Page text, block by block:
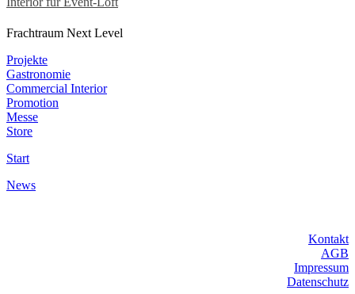
Frachtraum Next Level
Projekte
Gastronomie
Commercial Interior
Promotion
Messe
Store
Start
News
Kontakt
AGB
Impressum
Datenschutz